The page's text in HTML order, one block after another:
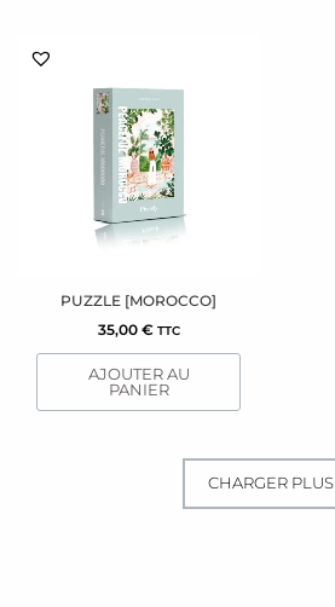
PUZZLE [MOROCCO]
35,00 € TTC
AJOUTER AU
PANIER
CHARGER PLUS